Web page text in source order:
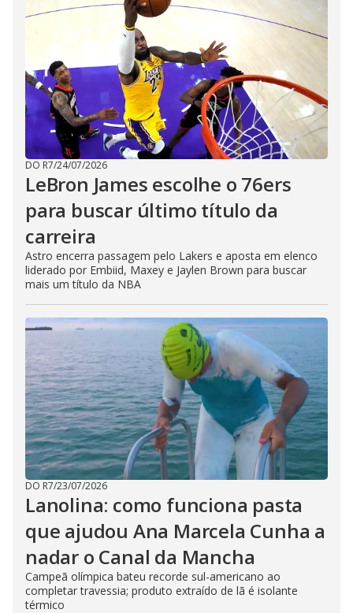
DO R7/24/07/2026
LeBron James escolhe o 76ers
para buscar último título da
carreira
Astro encerra passagem pelo Lakers e aposta em elenco
liderado por Embiid, Maxey e Jaylen Brown para buscar
mais um título da NBA
DO R7/23/07/2026
Lanolina: como funciona pasta
que ajudou Ana Marcela Cunha a
nadar o Canal da Mancha
Campeã olímpica bateu recorde sul-americano ao
completar travessia; produto extraído de lã é isolante
térmico